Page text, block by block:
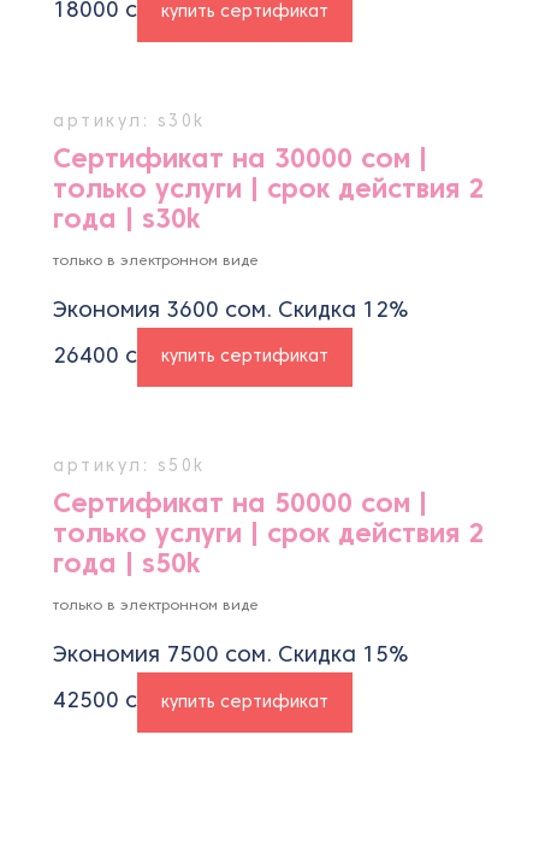
18000 с купить сертификат
артикул: s30k
Сертификат на 30000 сом |
только услуги | срок действия 2
года | s30k
только в электронном виде
Экономия 3600 сом. Скидка 12%
26400 с купить сертификат
артикул: s50k
Сертификат на 50000 сом |
только услуги | срок действия 2
года | s50k
только в электронном виде
Экономия 7500 сом. Скидка 15%
42500 с купить сертификат